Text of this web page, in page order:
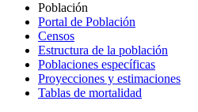
Población
Portal de Población
Censos
Estructura de la población
Poblaciones específicas
Proyecciones y estimaciones
Tablas de mortalidad